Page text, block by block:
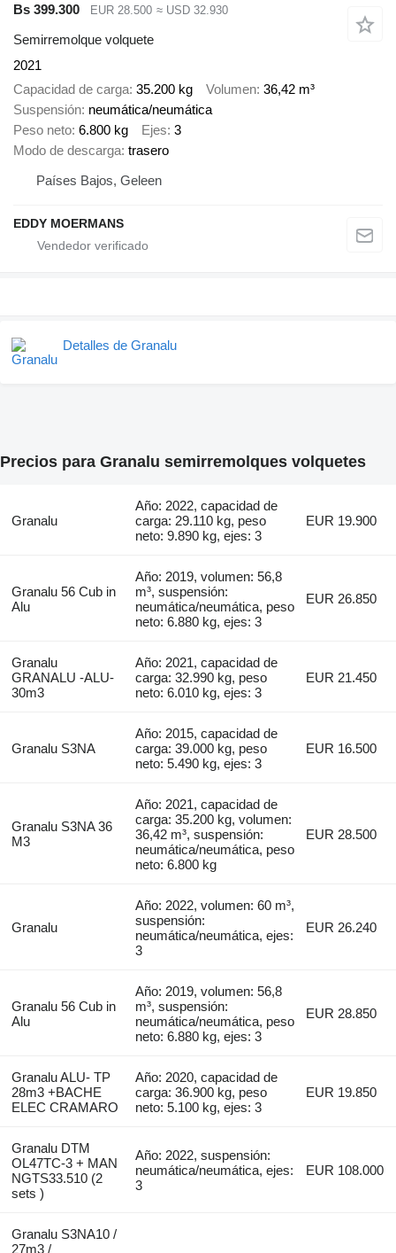
Bs 399.300
EUR 28.500 ≈ USD 32.930
Semirremolque volquete
2021
Capacidad de carga 35.200 kg Volumen 36,42 m³
Suspensión neumática/neumática
Peso neto 6.800 kg Ejes 3
Modo de descarga trasero
Países Bajos, Geleen
EDDY MOERMANS
Detalles de Granalu
Precios para Granalu semirremolques volquetes
Granalu
Año: 2022, capacidad de
carga: 29.110 kg, peso
neto: 9.890 kg, ejes: 3
EUR 19.900
Granalu 56 Cub in
Alu
Año: 2019, volumen: 56,8
m³, suspensión:
neumática/neumática, peso
neto: 6.880 kg, ejes: 3
EUR 26.850
Granalu
GRANALU -ALU-
30m3
Año: 2021, capacidad de
carga: 32.990 kg, peso
neto: 6.010 kg, ejes: 3
EUR 21.450
Granalu S3NA
Año: 2015, capacidad de
carga: 39.000 kg, peso
neto: 5.490 kg, ejes: 3
EUR 16.500
Granalu S3NA 36
M3
Año: 2021, capacidad de
carga: 35.200 kg, volumen:
36,42 m³, suspensión:
neumática/neumática, peso
neto: 6.800 kg
EUR 28.500
Granalu
Año: 2022, volumen: 60 m³,
suspensión:
neumática/neumática, ejes:
3
EUR 26.240
Granalu 56 Cub in
Alu
Año: 2019, volumen: 56,8
m³, suspensión:
neumática/neumática, peso
neto: 6.880 kg, ejes: 3
EUR 28.850
Granalu ALU- TP
28m3 +BACHE
ELEC CRAMARO
Año: 2020, capacidad de
carga: 36.900 kg, peso
neto: 5.100 kg, ejes: 3
EUR 19.850
Granalu DTM
OL47TC-3 + MAN
NGTS33.510 (2
sets )
Año: 2022, suspensión:
neumática/neumática, ejes:
3
EUR 108.000
Granalu S3NA10 /
27m3 /